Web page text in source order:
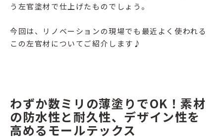
う左官塗材で仕上げたものでしょう。
今回は、リノベーションの現場でも最近よく使われる
この左官材についてご紹介します♪
わずか数ミリの薄塗りでOK！素材
の防水性と耐久性、デザイン性を
高めるモールテックス